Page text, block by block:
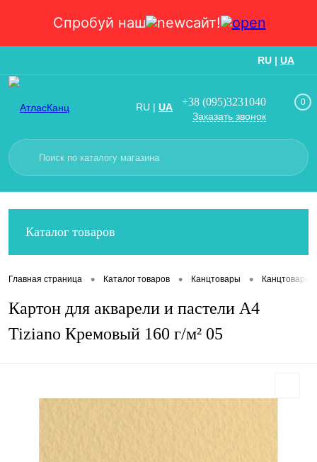
Спробуй наш сайт!
RU | UA
RU | UA +38 (095)3231040
Заказать звонок
0
Каталог товаров
Главная страница • Каталог товаров • Канцтовары • Канцтовары
Картон для акварели и пастели А4
Tiziano Кремовый 160 г/м² 05